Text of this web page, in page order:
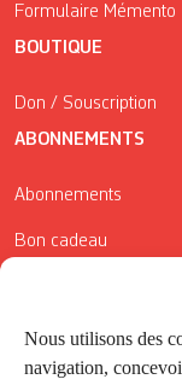
Nous utilisons des
navigation,
Formulaire Mémento
BOUTIQUE
Don / Souscription
ABONNEMENTS
Abonnements
Bon cadeau
Conditions générales
Réductions de la
Application